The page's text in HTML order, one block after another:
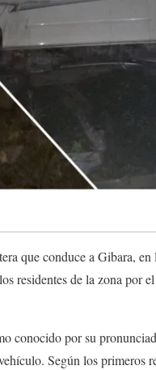
que conduce a Gibara,
residentes de la zona por
conocido por su
Según los primeros